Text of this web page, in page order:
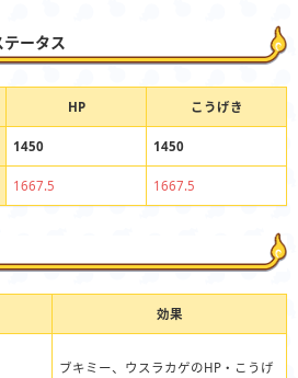
ータス
HP こうげき
1450 1450
1667.5 1667.5
効果
ブキミー、ウスラカゲのHP・こうげ